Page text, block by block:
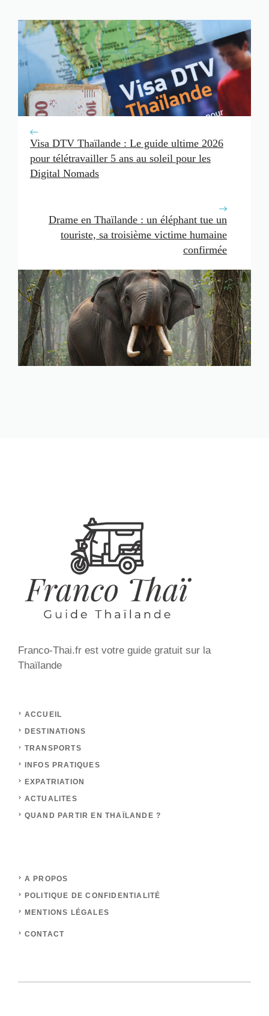
Visa DTV Thaïlande : Le guide ultime 2026
pour télétravailler 5 ans au soleil pour les
Digital Nomads
Drame en Thaïlande : un éléphant tue un
touriste, sa troisième victime humaine
confirmée
Franco-Thai.fr est votre guide gratuit sur la
Thaïlande
ACCUEIL
DESTINATIONS
TRANSPORTS
INFOS PRATIQUES
EXPATRIATION
ACTUALITES
QUAND PARTIR EN THAÏLANDE ?
A PROPOS
POLITIQUE DE CONFIDENTIALITÉ
MENTIONS LÉGALES
CONTACT